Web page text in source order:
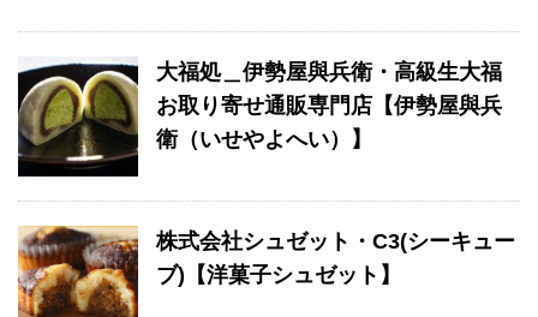
大福処＿伊勢屋與兵衛・高級生大福
お取り寄せ通販専門店【伊勢屋與兵
衛（いせやよへい）】
株式会社シュゼット・C3(シーキュー
ブ)【洋菓子シュゼット】